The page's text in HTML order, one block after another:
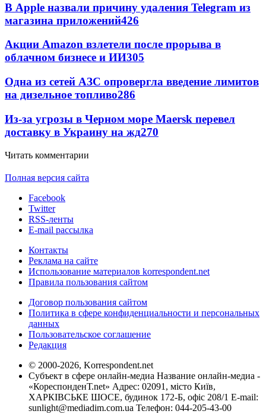
В Apple назвали причину удаления Telegram из
магазина приложений426
Акции Amazon взлетели после прорыва в
облачном бизнесе и ИИ305
Одна из сетей АЗС опровергла введение лимитов
на дизельное топливо286
Из-за угрозы в Черном море Maersk перевел
доставку в Украину на жд270
Читать комментарии
Полная версия сайта
Facebook
Twitter
RSS-ленты
E-mail рассылка
Контакты
Реклама на сайте
Использование материалов korrespondent.net
Правила пользования сайтом
Договор пользования сайтом
Политика в сфере конфиденциальности и персональных
данных
Пользовательское соглашение
Редакция
© 2000-2026, Korrespondent.net
Субъект в сфере онлайн-медиа Название онлайн-медиа -
«КореспонденТ.net» Адрес: 02091, місто Київ,
ХАРКІВСЬКЕ ШОСЕ, будинок 172-Б, офіс 208/1 E-mail:
sunlight@mediadim.com.ua Телефон: 044-205-43-00